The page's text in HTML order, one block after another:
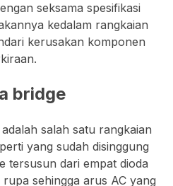
seksama spesifikasi
kedalam rangkaian
kerusakan komponen
bridge
adalah salah satu rangkaian
yang sudah disinggung
tersusun dari empat dioda
sehingga arus AC yang